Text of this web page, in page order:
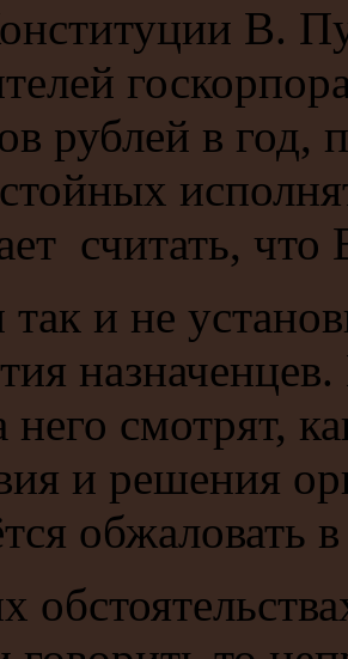
В.
рублей в год,
считать,
и не
него смотрят,
и решения
обжаловать